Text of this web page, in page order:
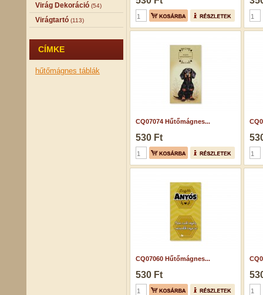
Virág Dekoráció (54)
Virágtartó (113)
CÍMKE
hűtőmágnes táblák
CQ07074 Hűtőmágnes...
530 Ft
CQ07060 Hűtőmágnes...
530 Ft